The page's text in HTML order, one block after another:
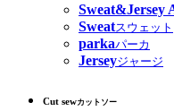
Sweat&Jersey
Sweatスウェット
parkaパーカ
Jerseyジャージ
Cut sewカットソー